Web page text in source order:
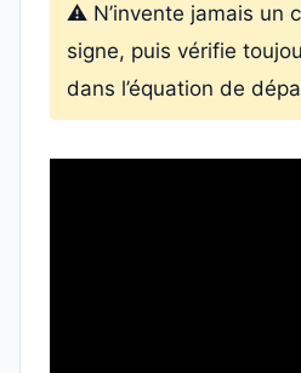
⚠️ N’invente jamais un
signe, puis vérifie
dans l’équation de